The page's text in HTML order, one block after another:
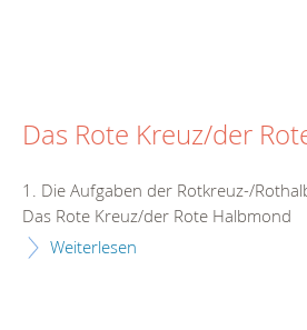
Das Rote Kreuz/der
1. Die Aufgaben der Rotkreuz-/
Das Rote Kreuz/der Rote Halbmond
Weiterlesen